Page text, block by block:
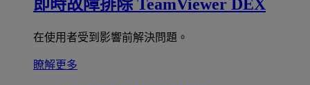
即時故障排除 TeamViewer DEX
在使用者受到影響前解決問題。
瞭解更多